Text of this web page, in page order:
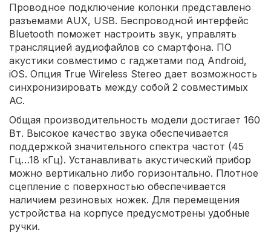
Проводное подключение колонки представлено
разъемами AUX, USB. Беспроводной интерфейс
Bluetooth поможет настроить звук, управлять
трансляцией аудиофайлов со смартфона. ПО
акустики совместимо с гаджетами под Android,
iOS. Опция True Wireless Stereo дает возможность
синхронизировать между собой 2 совместимых
АС.
Общая производительность модели достигает 160
Вт. Высокое качество звука обеспечивается
поддержкой значительного спектра частот (45
Гц…18 кГц). Устанавливать акустический прибор
можно вертикально либо горизонтально. Плотное
сцепление с поверхностью обеспечивается
наличием резиновых ножек. Для перемещения
устройства на корпусе предусмотрены удобные
ручки.